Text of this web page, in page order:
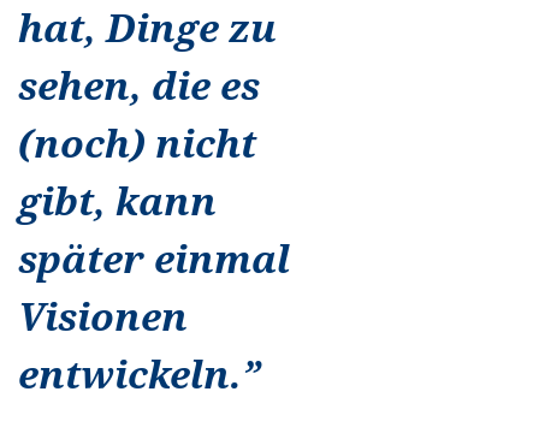
hat, Dinge zu
sehen, die es
(noch) nicht
gibt, kann
später einmal
Visionen
entwickeln.”